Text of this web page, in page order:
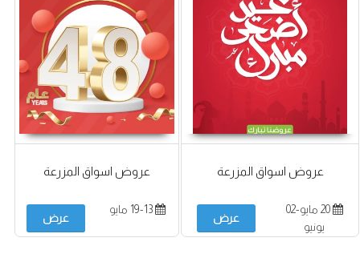
عروض اسواق المزرعة
20 مايو-02
يونيو
عرض
عروض اسواق المزرعة
19-13 مايو
عرض